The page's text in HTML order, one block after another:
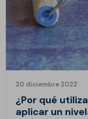
20 diciembre 2022
¿Por qué
aplicar un